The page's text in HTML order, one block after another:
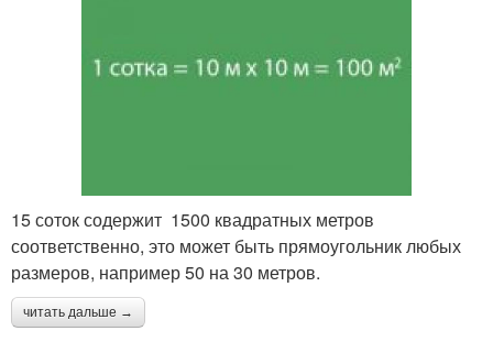
15 соток содержит 1500 квадратных метров
соответственно, это может быть прямоугольник любых
размеров, например 50 на 30 метров.
читать дальше →